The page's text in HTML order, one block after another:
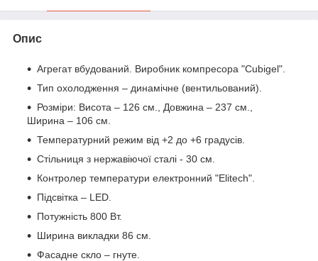
Опис
Агрегат вбудований. Виробник компресора "Cubigel".
Тип охолодження – динамічне (вентильований).
Розміри: Висота – 126 см., Довжина – 237 см.,
Ширина – 106 см.
Температурний режим від +2 до +6 градусів.
Стільниця з нержавіючої сталі - 30 см.
Контролер температури електронний "Elitech".
Підсвітка – LED.
Потужність 800 Вт.
Ширина викладки 86 см.
Фасадне скло – гнуте.